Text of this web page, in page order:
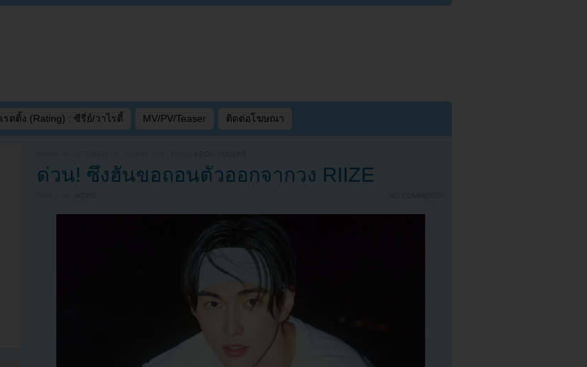
เรตติ้ง (Rating) : ซีรี่ย์/วาไรตี้ MV/PV/Teaser ติดต่อโฆษณา
KPOP YOUZAB
ด่วน! ซึงฮันขอถอนตัวออกจากวง RIIZE
NEWS NO COMMENTS